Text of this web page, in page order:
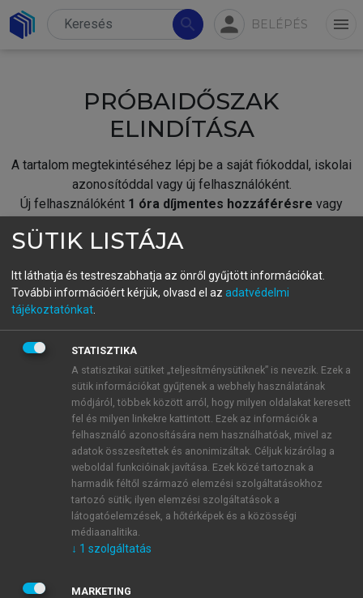
search person BELÉPÉS menu
PRÓBAIDŐSZAK
ELINDÍTÁSA
A tartalom megtekintéséhez lépj be a saját fiókoddal, iskolai
azonosítóddal vagy új felhasználóként.
Új felhasználóként 1 óra díjmentes hozzáférésre vagy
fiókoddal,vagy hozz létre új fiókot.
A regisztráció után apróbaidőszakautomatikusan
BELÉPÉS SAJÁT FIÓKKAL
ÚJ FIÓK LÉTREHOZÁSA
1 óra díjmentes hozzáférés
E-MAIL-CÍM
JELSZÓ
SÜTIK LISTÁJA
Itt láthatja és testreszabhatja az önről gyűjtött információkat.
További információért kérjük, olvasd el az adatvédelmi
tájékoztatónkat
STATISZTIKA
A statisztikai sütiket „teljesítménysütiknek” is nevezik. Ezek a
sütik információkat gyűjtenek a webhely használatának
módjáról, többek között arról, hogy milyen oldalakat keresett
fel és milyen linkekre kattintott. Ezek az információk a
felhasználó azonosítására nem használhatóak, mivel az
adatok összesítettek és anonimizáltak. Céljuk kizárólag a
weboldal funkcióinak javítása. Ezek közé tartoznak a
harmadik féltől származó elemzési szolgáltatásokhoz
tartozó sütik; ilyen elemzési szolgáltatások a
látogatóelemzések, a hőtérképek és a közösségi
médiaanalitika.
↓ 1 szolgáltatás
MARKETING